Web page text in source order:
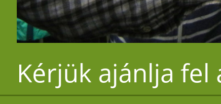
Kérjük ajánlja fel